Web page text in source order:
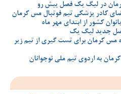
در لیگ یک فصل پیش رو
کادر پزشکی تیم فوتبال مس کرمان
کشور از ابتدای مهر ماه
فصل جدید لیگ یک
مس کرمان برای تست گیری از تیم زیر
به اردوی تیم ملی نوجوانان